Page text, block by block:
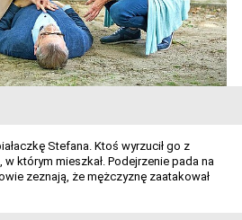
Stefana. Ktoś wyrzucił go z
którym mieszkał. Podejrzenie pada na
zeznają, że mężczyznę zaatakował